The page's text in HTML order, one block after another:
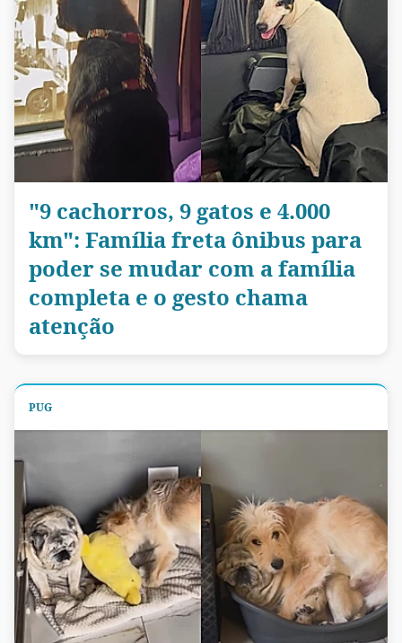
"9 cachorros, 9 gatos e 4.000
km": Família freta ônibus para
poder se mudar com a família
completa e o gesto chama
atenção
PUG